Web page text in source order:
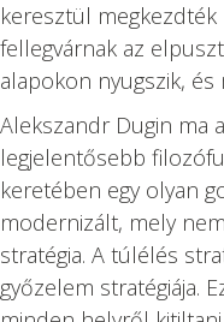
keresztül
fellegvárnak az
alapokon nyugszik,
Alekszandr Dugin ma
legjelentősebb
keretében egy olyan
modernizált, mely
stratégia. A túlélés
győzelem stratégiája.